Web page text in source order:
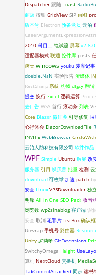
Dispatcher 跟随 Toast
商店 按钮 GridView SIP 画图
版本号 Electron 预备党员 云泊
2010 科目二 笔试题 屏幕 v2.8.0
适配器模式 联通 控件库 posts
跨天 windows youku 麦库记事
double.NaN 实验报告 流媒体
RestSharp 系统 机械 dlgcy 翻转
提交 换行 Excel 逻辑运算
去广告 WSA 首行 滚动条 列表
Core Blazor 微证券 引导修复 垃
心得体会 BlazorDownloadFile
INVITE WebBrowser
云泊人防科技有限公司 软件作品
WPF Simple Ubuntu 触屏 改
服务器 引用 蝶贝蕾 批量 检测
download 可枚举 加速 patch
安全 Linux VPSDownloader 独
明锋 All in One SEO Pack 收音
浏览数 wp2sinablog 客户端 误触
安全 取消 犯罪片 ListBox 确认框
Unwrap 手机号 路由器
Unity 罗莉琴 GitExtensions
SwitchyOmega Height
算机 NextCloud 交换机
TabControlAttached 同步 读书